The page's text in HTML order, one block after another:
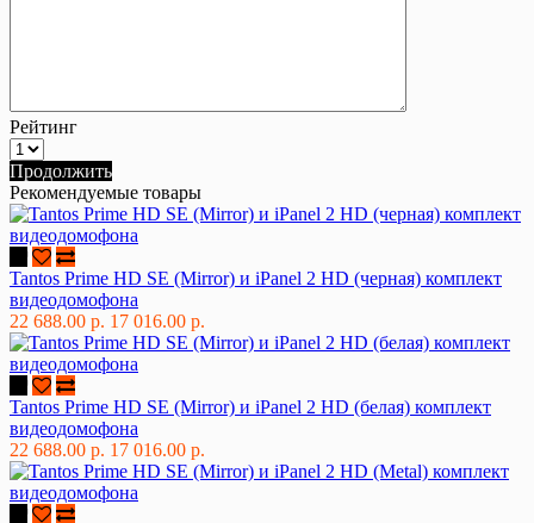
Рейтинг
Продолжить
Рекомендуемые товары
Tantos Prime HD SE (Mirror) и iPanel 2 HD (черная) комплект
видеодомофона
22 688.00 р. 17 016.00 р.
Tantos Prime HD SE (Mirror) и iPanel 2 HD (белая) комплект
видеодомофона
22 688.00 р. 17 016.00 р.